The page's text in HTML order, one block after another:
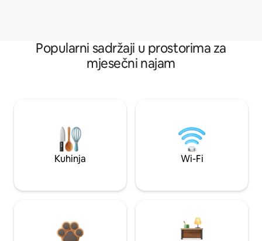
Popularni sadržaji u prostorima za
mjesečni najam
Kuhinja Wi-Fi